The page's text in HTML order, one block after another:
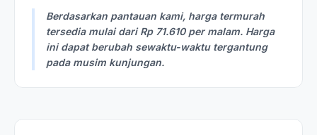
Berdasarkan pantauan kami, harga termurah
tersedia mulai dari Rp 71.610 per malam. Harga
ini dapat berubah sewaktu-waktu tergantung
pada musim kunjungan.